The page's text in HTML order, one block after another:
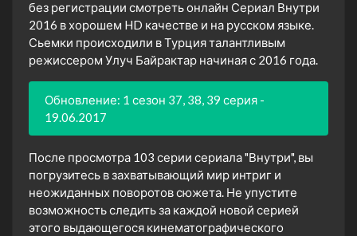
без регистрации смотреть онлайн Сериал Внутри
2016 в хорошем HD качестве и на русском языке.
Сьемки происходили в Турция талантливым
режиссером Улуч Байрактар начиная с 2016 года.
Обновление: 1 сезон 37, 38, 39 серия -
19.06.2017
После просмотра 103 серии сериала "Внутри", вы
погрузитесь в захватывающий мир интриг и
неожиданных поворотов сюжета. Не упустите
возможность следить за каждой новой серией
этого выдающегося кинематографического